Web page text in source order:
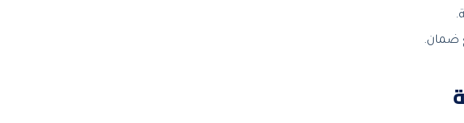
ضمان.